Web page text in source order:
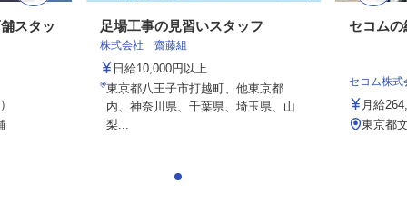
スタッ 足場工事の見習いスタッフ
株式会社 齋藤組
日給10,000円以上
東京都八王子市打越町、他東京都
内、神奈川県、千葉県、埼玉県、山
梨...
セコムの
セコム株式
月給
東京都